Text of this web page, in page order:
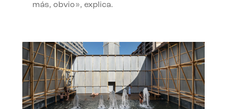
más, obvio», explica.